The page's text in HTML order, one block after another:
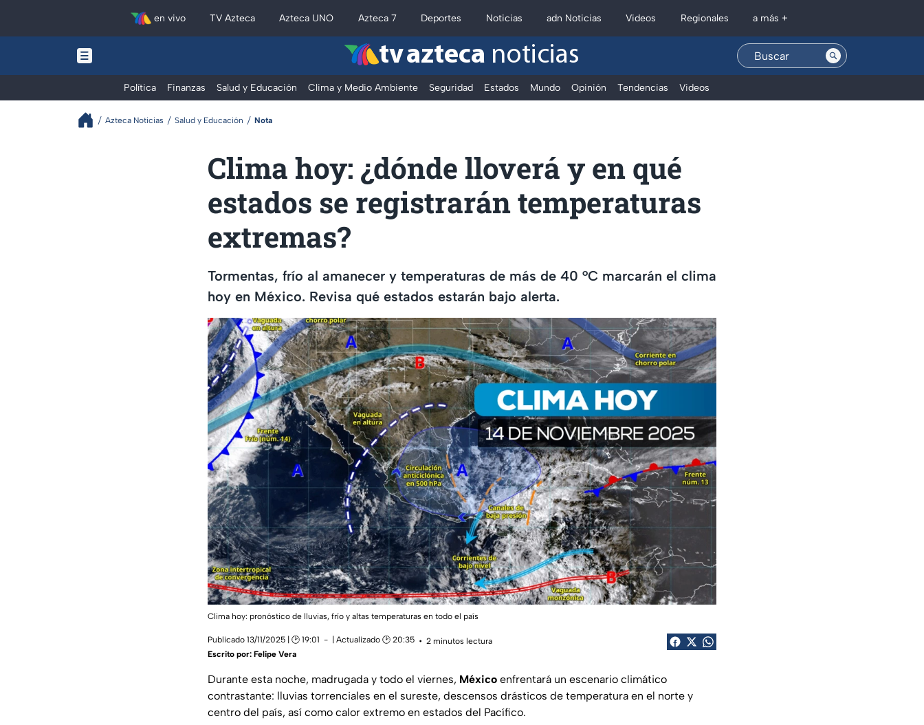
en vivo TV Azteca Azteca UNO Azteca 7 Deportes Noticias adn Noticias Videos Regionales a más +
tv azteca noticias
Política Finanzas Salud y Educación Clima y Medio Ambiente Seguridad Estados Mundo Opinión Tendencias Videos
Azteca Noticias Salud y Educación Nota
Clima hoy: ¿dónde lloverá y en qué
estados se registrarán temperaturas
extremas?
Tormentas, frío al amanecer y temperaturas de más de 40 °C marcarán el clima
hoy en México. Revisa qué estados estarán bajo alerta.
Clima hoy: pronóstico de lluvias, frío y altas temperaturas en todo el país
Publicado 13/11/2025 | 🕑 19:01 | Actualizado 🕑 20:35
2 minutos lectura
Escrito por: Felipe Vera
Durante esta noche, madrugada y todo el viernes, México enfrentará un escenario climático
contrastante: lluvias torrenciales en el sureste, descensos drásticos de temperatura en el norte y
centro del país, así como calor extremo en estados del Pacífico.